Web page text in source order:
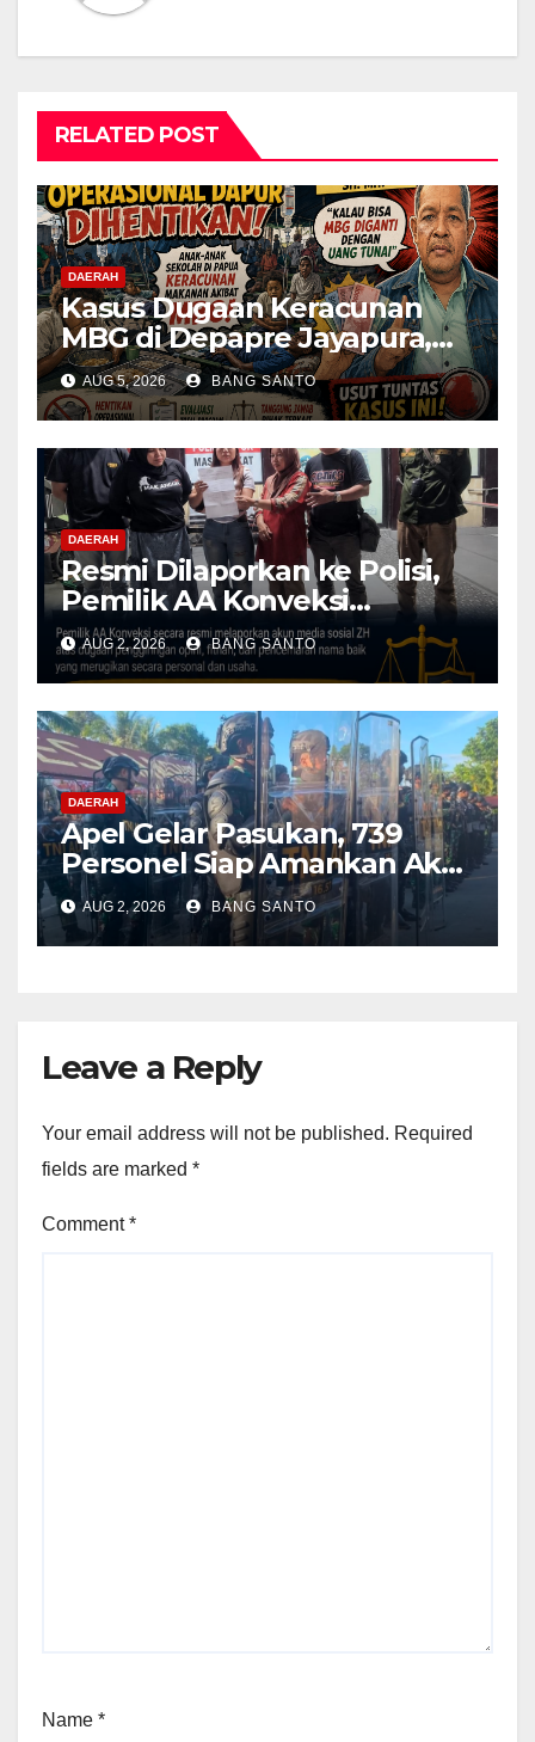
RELATED POST
DAERAH
Kasus Dugaan Keracunan
MBG di Depapre Jayapura,
Aktivis Papua Minta
Operasional Dapur
Dihentikan & Evaluasi
Menyeluruh
AUG 5, 2026 BANG SANTO
DAERAH
Resmi Dilaporkan ke Polisi,
Pemilik AA Konveksi
Didampingi Tim Advokat
Lentera Netizen Indonesia (L-
NET-ID)
AUG 2, 2026 BANG SANTO
DAERAH
Apel Gelar Pasukan, 739
Personel Siap Amankan Aksi
Damai KNPB di Kantor MRP
Papua Tengah
AUG 2, 2026 BANG SANTO
Leave a Reply
Your email address will not be published. Required
fields are marked *
Comment*
Name *